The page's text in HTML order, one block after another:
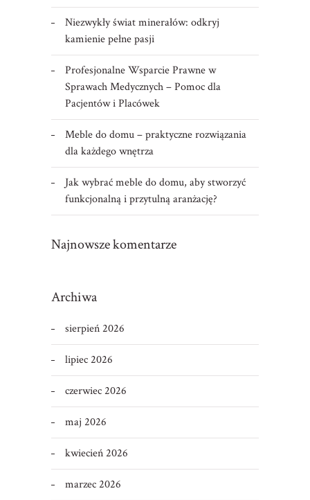
Niezwykły świat minerałów: odkryj
kamienie pełne pasji
Profesjonalne Wsparcie Prawne w
Sprawach Medycznych – Pomoc dla
Pacjentów i Placówek
Meble do domu – praktyczne rozwiązania
dla każdego wnętrza
Jak wybrać meble do domu, aby stworzyć
funkcjonalną i przytulną aranżację?
Najnowsze komentarze
Archiwa
sierpień 2026
lipiec 2026
czerwiec 2026
maj 2026
kwiecień 2026
marzec 2026